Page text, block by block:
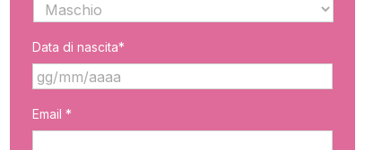
Data di nascita*
slash
Email *